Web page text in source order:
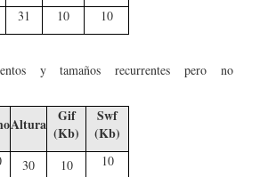
31 10 10
y tamaños recurrentes pero no
Altura
Gif
(Kb)
Swf
(Kb)
30 10
10